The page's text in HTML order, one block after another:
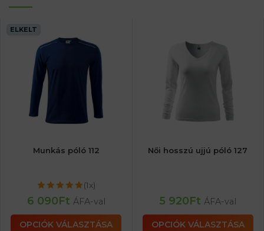
ELKELT
Munkás póló 112
(1x)
6 090Ft ÁFA-val
OPCIÓK VÁLASZTÁSA
Női hosszú ujjú póló 127
5 920Ft ÁFA-val
OPCIÓK VÁLASZTÁSA